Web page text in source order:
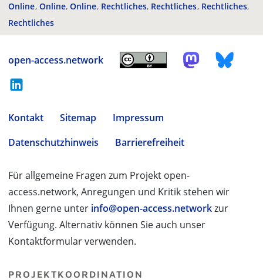
Online Online Online Rechtliches Rechtliches Rechtliches
Rechtliches
open-access.network
Kontakt Sitemap
Impressum
Datenschutzhinweis
Barrierefreiheit
Für allgemeine Fragen zum Projekt open-
access.network, Anregungen und Kritik stehen wir
Ihnen gerne unter info@open-access.networkzur
Verfügung. Alternativ können Sie auch unser
Kontaktformular verwenden.
PROJEKTKOORDINATION